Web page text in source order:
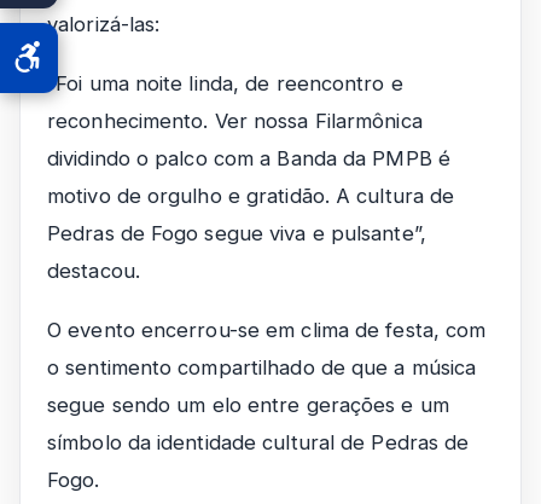
valorizá-las:
“Foi uma noite linda, de reencontro e
reconhecimento. Ver nossa Filarmônica
dividindo o palco com a Banda da PMPB é
motivo de orgulho e gratidão. A cultura de
Pedras de Fogo segue viva e pulsante”,
destacou.
O evento encerrou-se em clima de festa, com
o sentimento compartilhado de que a música
segue sendo um elo entre gerações e um
símbolo da identidade cultural de Pedras de
Fogo.